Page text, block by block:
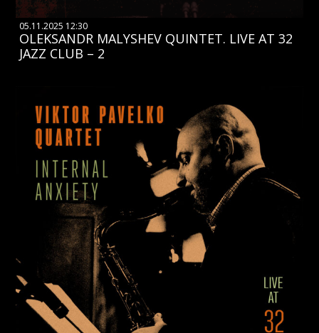
05.11.2025 12:30
OLEKSANDR MALYSHEV QUINTET. LIVE AT 32
JAZZ CLUB – 2